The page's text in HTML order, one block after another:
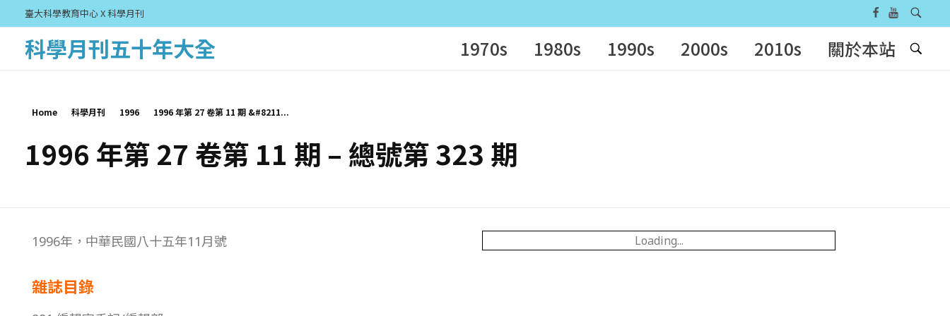
臺大科學教育中心 X 科學月刊
科學月刊五十年大全 1970s 1980s 1990s 2000s 2010s 關於本站
Home 科學月刊 1996 1996 年第 27 卷第 11 期 &#8211...
1996 年第 27 卷第 11 期 – 總號第 323 期
1
9
1996年，中華民國八十五年11月號
雜誌目錄
Loading...